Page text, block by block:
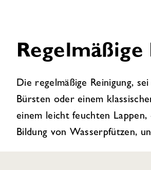
Regelmäßige
Die regelmäßige Reinigung,
Bürsten oder einem
einem leicht feuchten
Bildung von Wasserpfützen,